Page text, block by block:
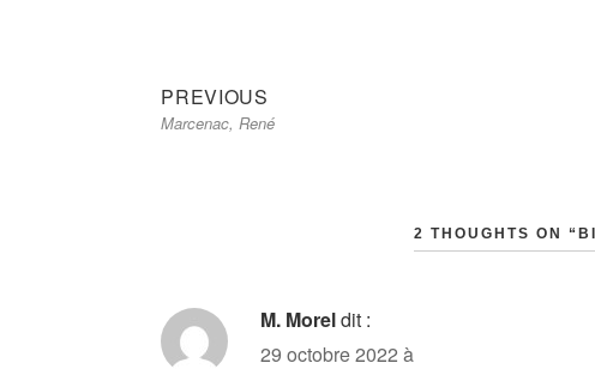
Navigation
de
PREVIOUS
post:
Marcenac, René
2 THOUGHTS ON
M. Moreldit :
29 octobre 2022 à